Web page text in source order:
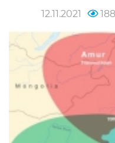
12.11.2021